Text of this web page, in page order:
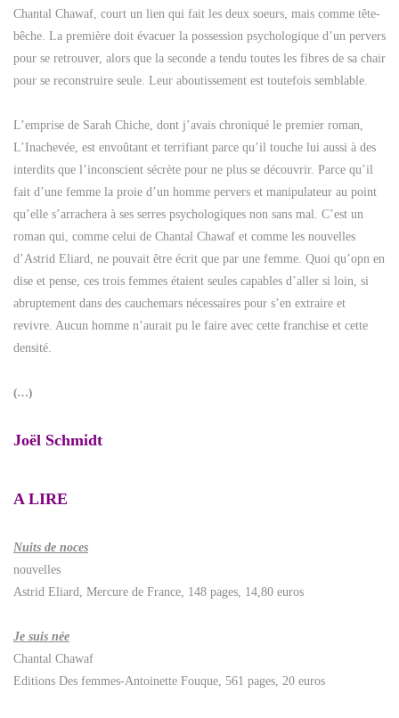
Chantal Chawaf, court un lien qui fait les deux soeurs, mais comme tête-
bêche. La première doit évacuer la possession psychologique d’un pervers
pour se retrouver, alors que la seconde a tendu toutes les fibres de sa chair
pour se reconstruire seule. Leur aboutissement est toutefois semblable.
L’emprise de Sarah Chiche, dont j’avais chroniqué le premier roman,
L’Inachevée, est envoûtant et terrifiant parce qu’il touche lui aussi à des
interdits que l’inconscient sécrète pour ne plus se découvrir. Parce qu’il
fait d’une femme la proie d’un homme pervers et manipulateur au point
qu’elle s’arrachera à ses serres psychologiques non sans mal. C’est un
roman qui, comme celui de Chantal Chawaf et comme les nouvelles
d’Astrid Eliard, ne pouvait être écrit que par une femme. Quoi qu’opn en
dise et pense, ces trois femmes étaient seules capables d’aller si loin, si
abruptement dans des cauchemars nécessaires pour s’en extraire et
revivre. Aucun homme n’aurait pu le faire avec cette franchise et cette
densité.
(…)
Joël Schmidt
A LIRE
Nuits de noces
nouvelles
Astrid Eliard, Mercure de France, 148 pages, 14,80 euros
Je suis née
Chantal Chawaf
Editions Des femmes-Antoinette Fouque, 561 pages, 20 euros